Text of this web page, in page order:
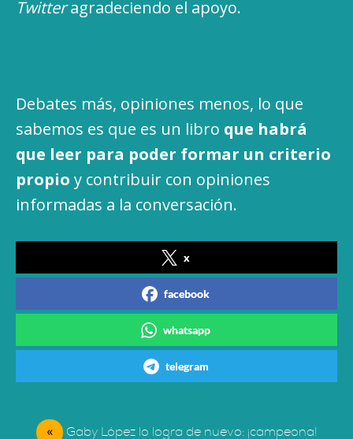
Twitteragradeciendo el apoyo.
Debates más, opiniones menos, lo que
sabemos es que es un libro que habrá
que leer para poder formar un criterio
propio y contribuir con opiniones
informadas a la conversación.
x
facebook
whatsapp
telegram
« Gaby López lo logra de nuevo: ¡campeona!